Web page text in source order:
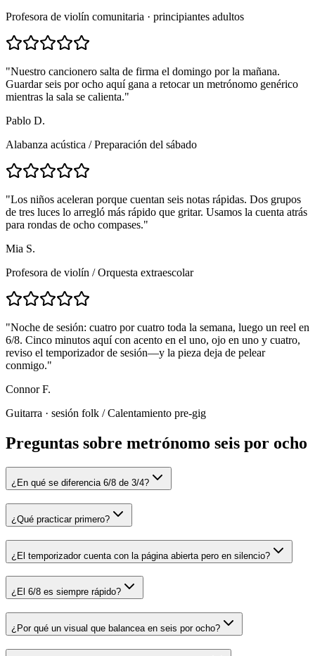
Profesora de violín comunitaria · principiantes adultos
"Nuestro cancionero salta de firma el domingo por la mañana.
Guardar seis por ocho aquí gana a retocar un metrónomo genérico
mientras la sala se calienta."
Pablo D.
Alabanza acústica /Preparación del sábado
"Los niños aceleran porque cuentan seis notas rápidas. Dos grupos
de tres luces lo arregló más rápido que gritar. Usamos la cuenta atrás
para rondas de ocho compases."
Mia S.
Profesora de violín /Orquesta extraescolar
"Noche de sesión: cuatro por cuatro toda la semana, luego un reel en
6/8. Cinco minutos aquí con acento en el uno, ojo en uno y cuatro,
reviso el temporizador de sesión—y la pieza deja de pelear
conmigo."
Connor F.
Guitarra · sesión folk /Calentamiento pre-gig
Preguntas sobre metrónomo seis por ocho
¿En qué se diferencia 6/8 de 3/4?
¿Qué practicar primero?
¿El temporizador cuenta con la página abierta pero en silencio?
¿El 6/8 es siempre rápido?
¿Por qué un visual que balancea en seis por ocho?